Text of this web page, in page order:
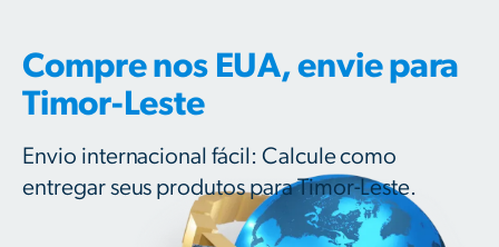
Compre nos EUA, envie para
Timor-Leste
Envio internacional fácil: Calcule como
entregar seus produtos para Timor-Leste.